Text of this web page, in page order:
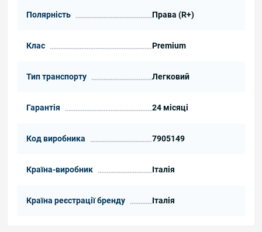
Полярність Права (R+)
Клас Premium
Тип транспорту Легковий
Гарантія 24 місяці
Код виробника 7905149
Країна-виробник Італія
Країна реєстрації бренду Італія